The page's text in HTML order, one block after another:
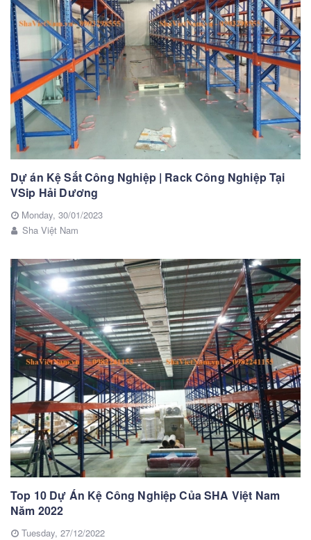
Dự án Kệ Sắt Công Nghiệp | Rack Công Nghiệp Tại
VSip Hải Dương
Monday, 30/01/2023
Sha Việt Nam
Top 10 Dự Án Kệ Công Nghiệp Của SHA Việt Nam
Năm 2022
Tuesday, 27/12/2022